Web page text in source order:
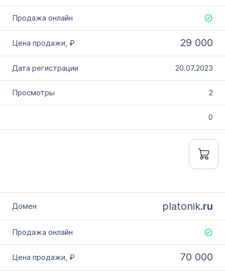
29 000
20.07.2023
2
0
platonik.ru
70 000